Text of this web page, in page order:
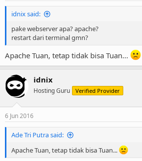
idnix said:
pake webserver apa? apache?
restart dari terminal gmn?
Apache Tuan, tetap tidak bisa Tuan...
idnix
Hosting Guru Verified Provider
6 Jun 2016
Ade Tri Putra said:
Apache Tuan, tetap tidak bisa Tuan...